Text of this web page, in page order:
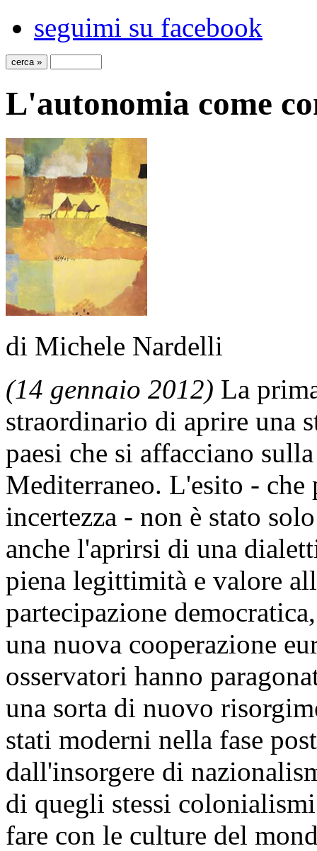
seguimi su facebook
L'autonomia come
di Michele Nardelli
(14 gennaio 2012) La
straordinario di aprire una
paesi che si affacciano
Mediterraneo. L'esito - che
incertezza - non è stato
anche l'aprirsi di una
piena legittimità e valore
partecipazione
una nuova cooperazione
osservatori hanno
una sorta di nuovo
stati moderni nella fase
dall'insorgere di
di quegli stessi
fare con le culture del